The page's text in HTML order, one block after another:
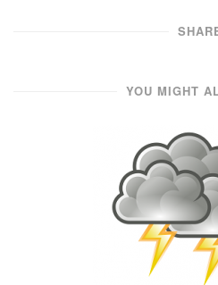
YOU MIGHT